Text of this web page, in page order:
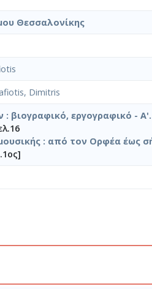
Θεσσαλονίκης
Dimitris
: βιογραφικό, εργογραφικό -
: από τον Ορφέα έως